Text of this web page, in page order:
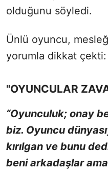
olduğunu söyledi.
Ünlü oyuncu,
yorumla dikkat çekti:
"OYUNCULAR
“Oyunculuk; onay
biz. Oyuncu
kırılgan ve bunu
beni arkadaşlar